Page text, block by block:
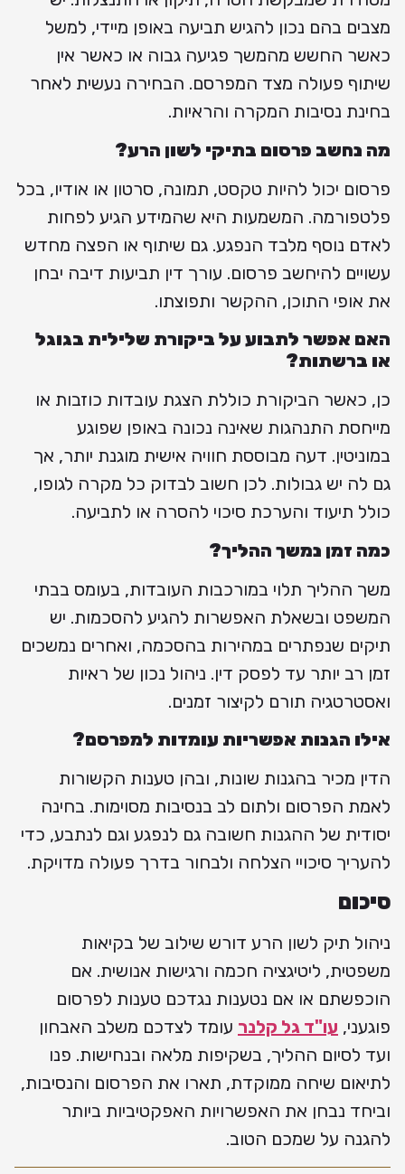
מצבים בהם נכון להגיש תביעה באופן מיידי, למשל
כאשר החשש מהמשך פגיעה גבוה או כאשר אין
שיתוף פעולה מצד המפרסם. הבחירה נעשית לאחר
בחינת נסיבות המקרה והראיות.
מה נחשב פרסום בתיקי לשון הרע?
פרסום יכול להיות טקסט, תמונה, סרטון או אודיו, בכל
פלטפורמה. המשמעות היא שהמידע הגיע לפחות
לאדם נוסף מלבד הנפגע. גם שיתוף או הפצה מחדש
עשויים להיחשב פרסום. עורך דין תביעות דיבה יבחן
את אופי התוכן, ההקשר ותפוצתו.
האם אפשר לתבוע על ביקורת שלילית בגוגל
או ברשתות?
כן, כאשר הביקורת כוללת הצגת עובדות כוזבות או
מייחסת התנהגות שאינה נכונה באופן שפוגע
במוניטין. דעה מבוססת חוויה אישית מוגנת יותר, אך
גם לה יש גבולות. לכן חשוב לבדוק כל מקרה לגופו,
כולל תיעוד והערכת סיכוי להסרה או לתביעה.
כמה זמן נמשך ההליך?
משך ההליך תלוי במורכבות העובדות, בעומס בבתי
המשפט ובשאלת האפשרות להגיע להסכמות. יש
תיקים שנפתרים במהירות בהסכמה, ואחרים נמשכים
זמן רב יותר עד לפסק דין. ניהול נכון של ראיות
ואסטרטגיה תורם לקיצור זמנים.
אילו הגנות אפשריות עומדות למפרסם?
הדין מכיר בהגנות שונות, ובהן טענות הקשורות
לאמת הפרסום ולתום לב בנסיבות מסוימות. בחינה
יסודית של ההגנות חשובה גם לנפגע וגם לנתבע, כדי
להעריך סיכויי הצלחה ולבחור בדרך פעולה מדויקת.
סיכום
ניהול תיק לשון הרע דורש שילוב של בקיאות
משפטית, ליטיגציה חכמה ורגישות אנושית. אם
הוכפשתם או אם נטענות נגדכם טענות לפרסום
פוגעני, עו"ד גל קלנר עומד לצדכם משלב האבחון
ועד לסיום ההליך, בשקיפות מלאה ובנחישות. פנו
לתיאום שיחה ממוקדת, תארו את הפרסום והנסיבות,
וביחד נבחן את האפשרויות האפקטיביות ביותר
להגנה על שמכם הטוב.